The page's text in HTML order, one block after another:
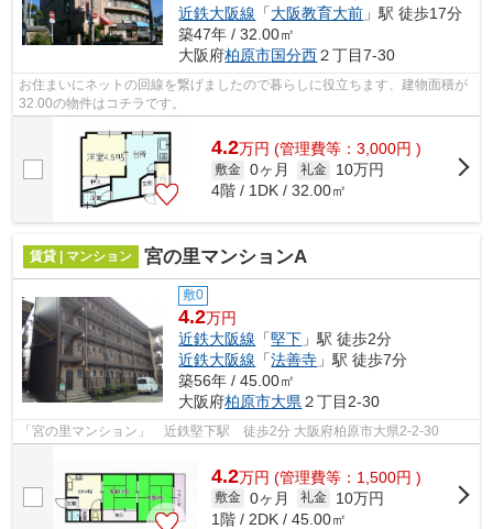
近鉄大阪線 「大阪教育大前 」駅 徒歩17分
築47年 / 32.00㎡
大阪府柏原市国分西２丁目7-30
お住まいにネットの回線を繋げましたので暮らしに役立ちます、建物面積が
32.00の物件はコチラです。
4.2万円 (管理費等：3,000円 )
敷金 0ヶ月 礼金
10万円
4階 / 1DK / 32.00㎡
賃貸 | マンション 宮の里マンションA
敷0
4.2万円
近鉄大阪線 「堅下 」駅 徒歩2分
近鉄大阪線 「法善寺 」駅 徒歩7分
築56年 / 45.00㎡
大阪府柏原市大県２丁目2-30
「宮の里マンション」 近鉄堅下駅 徒歩2分 大阪府柏原市大県2-2-30
4.2万円 (管理費等：1,500円 )
敷金 0ヶ月 礼金
10万円
1階 / 2DK / 45.00㎡